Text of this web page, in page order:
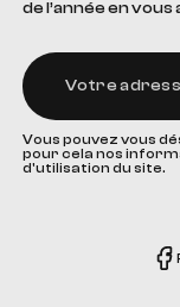
de l’année en
Vous pouvez vous
pour cela nos
d'utilisation du site.